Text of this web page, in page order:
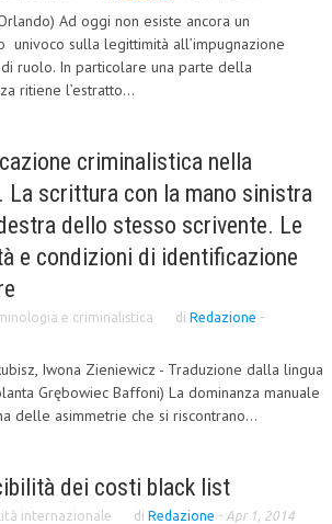
SERVICES
IN CRISI
LAVORO
Ad oggi non esiste ancora un
univoco sulla legittimità all’impugnazione
ruolo. In particolare una parte della
ritiene l’estratto...
criminalistica nella
La scrittura con la mano sinistra
dello stesso scrivente. Le
e condizioni di identificazione
e criminalistica di Redazione -
Iwona Zieniewicz - Traduzione dalla lingua
Grębowiec Baffoni) La dominanza manuale
delle asimmetrie che si riscontrano...
dei costi black list
internazionale di Redazione - Apr 1, 2014